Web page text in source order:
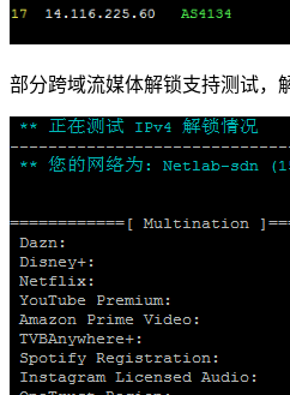
部分跨域流媒体解锁支持测试，